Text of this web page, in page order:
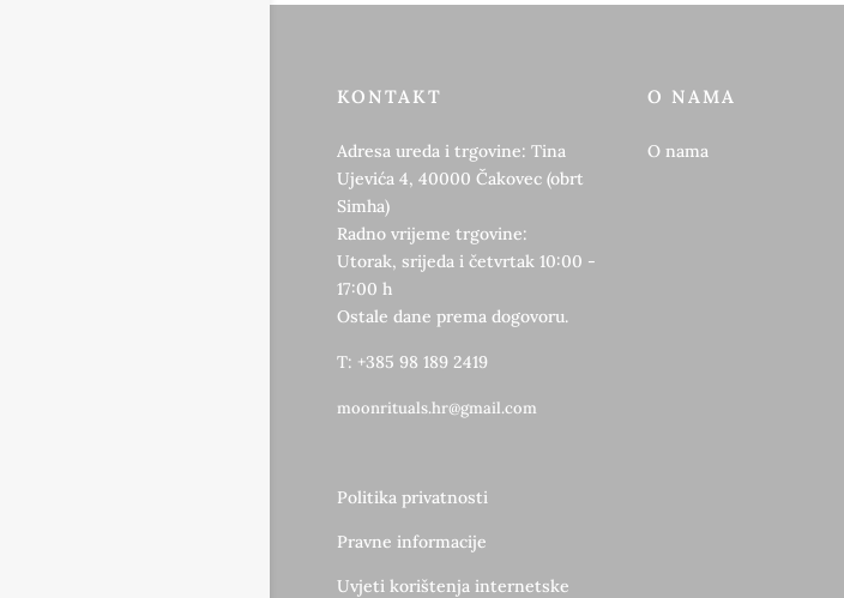
KONTAKT
Adresa ureda i trgovine: Tina
Ujevića 4, 40000 Čakovec (obrt
Simha)
Radno vrijeme trgovine:
Utorak, srijeda i četvrtak 10:00 -
17:00 h
Ostale dane prema dogovoru.
T: +385 98 189 2419
moonrituals.hr@gmail.com
Politika privatnosti
Pravne informacije
Uvjeti korištenja internetske
O NAMA
O nama